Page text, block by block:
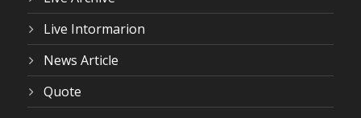
Live Intormarion
News Article
Quote